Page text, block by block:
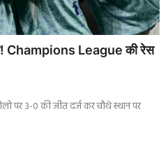
Champions League की रेस
पर 3-0 की जीत दर्ज कर चौथे स्थान पर